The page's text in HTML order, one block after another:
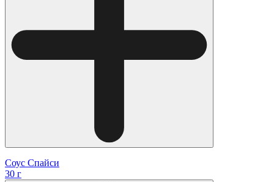
Соус Спайси
30 г